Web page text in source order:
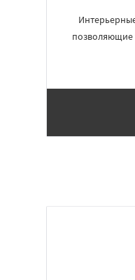
позволяющие